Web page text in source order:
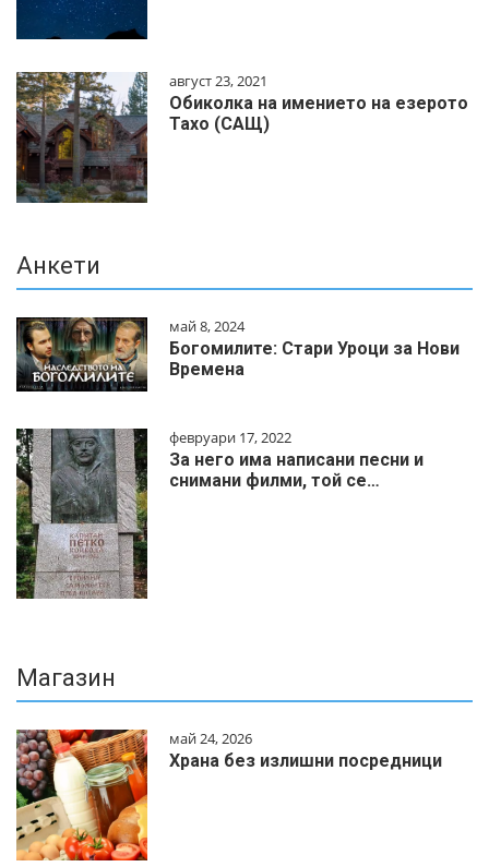
август 23, 2021
Обиколка на имението на езерото
Тахо (САЩ)
Анкети
май 8, 2024
Богомилите: Стари Уроци за Нови
Времена
февруари 17, 2022
За него има написани песни и
снимани филми, той се…
Магазин
май 24, 2026
Храна без излишни посредници